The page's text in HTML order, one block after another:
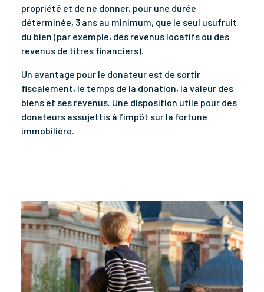
propriété et de ne donner, pour une durée
déterminée, 3 ans au minimum, que le seul usufruit
du bien (par exemple, des revenus locatifs ou des
revenus de titres financiers).
Un avantage pour le donateur est de sortir
fiscalement, le temps de la donation, la valeur des
biens et ses revenus. Une disposition utile pour des
donateurs assujettis à l’impôt sur la fortune
immobilière.